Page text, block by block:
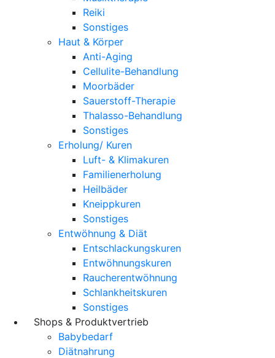
Reiki
Sonstiges
Haut & Körper
Anti-Aging
Cellulite-Behandlung
Moorbäder
Sauerstoff-Therapie
Thalasso-Behandlung
Sonstiges
Erholung/ Kuren
Luft- & Klimakuren
Familienerholung
Heilbäder
Kneippkuren
Sonstiges
Entwöhnung & Diät
Entschlackungskuren
Entwöhnungskuren
Raucherentwöhnung
Schlankheitskuren
Sonstiges
Shops & Produktvertrieb
Babybedarf
Diätnahrung